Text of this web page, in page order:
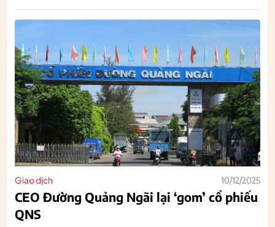
Giao dịch 10/12/2025
CEO Đường Quảng Ngãi lại ‘gom’ cổ phiếu
QNS